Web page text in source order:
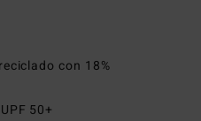
con 18%
50+